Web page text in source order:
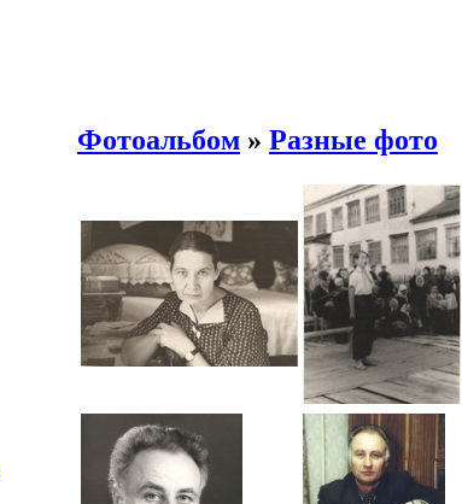
Фотоальбом » Разные фото